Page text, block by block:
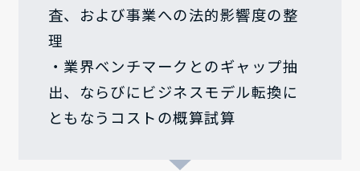
査、および事業への法的影響度の整
理
・業界ベンチマークとのギャップ抽
出、ならびにビジネスモデル転換に
ともなうコストの概算試算